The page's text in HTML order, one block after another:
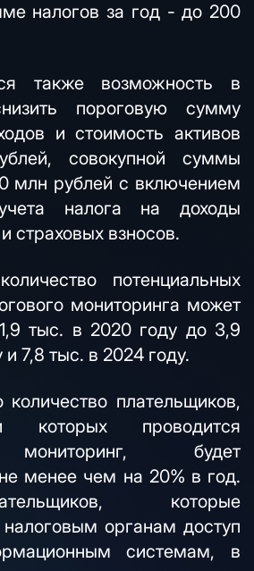
налогов за год - до 200
также возможность в
пороговую сумму
и стоимость активов
совокупной суммы
млн рублей с включением
налога на доходы
страховых взносов.
потенциальных
мониторинга может
тыс. в 2020 году до 3,9
7,8 тыс. в 2024 году.
плательщиков,
которых проводится
будет
менее чем на 20% в год.
которые
органам доступ
системам, в